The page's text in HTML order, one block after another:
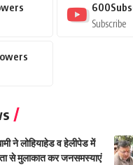
600
Subscribe
ने लोहियाहेड व हेलीपेड में
से मुलाकात कर जनसमस्याएं